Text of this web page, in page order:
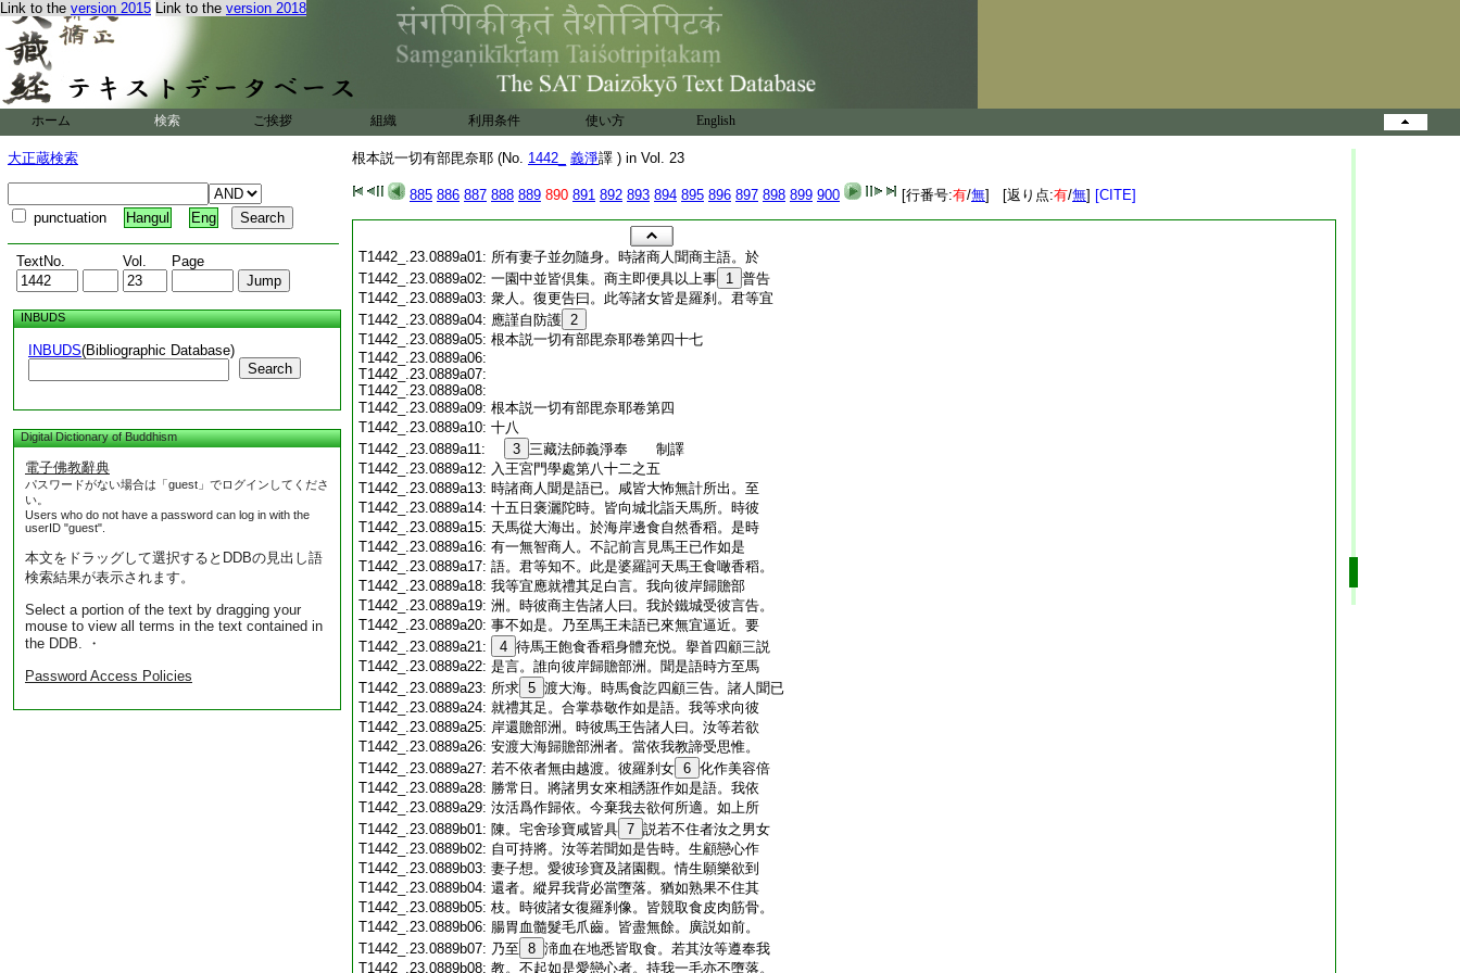
Link to the version 2015 Link to the version 2018
ホーム 検索 ご挨拶 組織 利用条件 使い方 English
大正蔵検索
punctuation Hangul Eng
TextNo. Vol. Page
INBUDS
INBUDS(Bibliographic Database)
Search
Digital Dictionary of Buddhism
電子佛教辭典
パスワードがない場合は「guest」でログインしてくださ
い。
Users who do not have a password can log in with the
userID "guest".
本文をドラッグして選択するとDDBの見出し語
検索結果が表示されます。
Select a portion of the text by dragging your
mouse to view all terms in the text contained in
the DDB. ・
Password Access Policies
根本説一切有部毘奈耶 (No. 1442_ 義淨譯 ) in Vol. 23
885 886 887 888 889 890 891 892 893 894 895 896 897 898 899 900 [行番号:有/無] [返り点:有/無] [CITE]
T1442_.23.0889a01: 所有妻子並勿隨身。時諸商人聞商主語。於
T1442_.23.0889a02: 一園中並皆倶集。商主即便具以上事 1 普告
T1442_.23.0889a03: 衆人。復更告曰。此等諸女皆是羅刹。君等宜
T1442_.23.0889a04: 應謹自防護 2
T1442_.23.0889a05: 根本説一切有部毘奈耶卷第四十七
T1442_.23.0889a06:
T1442_.23.0889a07:
T1442_.23.0889a08:
T1442_.23.0889a09: 根本説一切有部毘奈耶卷第四
T1442_.23.0889a10: 十八
T1442_.23.0889a11:
3 三藏法師義淨奉 制譯
T1442_.23.0889a12: 入王宮門學處第八十二之五
T1442_.23.0889a13: 時諸商人聞是語已。咸皆大怖無計所出。至
T1442_.23.0889a14: 十五日褒灑陀時。皆向城北詣天馬所。時彼
T1442_.23.0889a15: 天馬從大海出。於海岸邊食自然香稻。是時
T1442_.23.0889a16: 有一無智商人。不記前言見馬王已作如是
T1442_.23.0889a17: 語。君等知不。此是婆羅訶天馬王食噉香稻。
T1442_.23.0889a18: 我等宜應就禮其足白言。我向彼岸歸贍部
T1442_.23.0889a19: 洲。時彼商主告諸人曰。我於鐵城受彼言告。
T1442_.23.0889a20: 事不如是。乃至馬王未語已來無宜逼近。要
T1442_.23.0889a21:
4 待馬王飽食香稻身體充悦。擧首四顧三説
T1442_.23.0889a22: 是言。誰向彼岸歸贍部洲。聞是語時方至馬
T1442_.23.0889a23: 所求 5 渡大海。時馬食訖四顧三告。諸人聞已
T1442_.23.0889a24: 就禮其足。合掌恭敬作如是語。我等求向彼
T1442_.23.0889a25: 岸還贍部洲。時彼馬王告諸人曰。汝等若欲
T1442_.23.0889a26: 安渡大海歸贍部洲者。當依我教諦受思惟。
T1442_.23.0889a27: 若不依者無由越渡。彼羅刹女 6 化作美容倍
T1442_.23.0889a28: 勝常日。將諸男女來相誘誑作如是語。我依
T1442_.23.0889a29: 汝活爲作歸依。今棄我去欲何所適。如上所
T1442_.23.0889b01: 陳。宅舍珍寶咸皆具 7 説若不住者汝之男女
T1442_.23.0889b02: 自可持將。汝等若聞如是告時。生顧戀心作
T1442_.23.0889b03: 妻子想。愛彼珍寶及諸園觀。情生願樂欲到
T1442_.23.0889b04: 還者。縱昇我背必當墮落。猶如熟果不住其
T1442_.23.0889b05: 枝。時彼諸女復羅刹像。皆競取食皮肉筋骨。
T1442_.23.0889b06: 腸胃血髓髮毛爪齒。皆盡無餘。廣説如前。
T1442_.23.0889b07: 乃至 8 渧血在地悉皆取食。若其汝等遵奉我
T1442_.23.0889b08: 教。不起如是愛戀心者。持我一毛亦不墮落。